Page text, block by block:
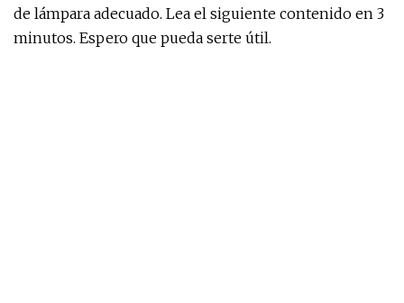
de lámpara adecuado. Lea el siguiente contenido en 3
minutos. Espero que pueda serte útil.